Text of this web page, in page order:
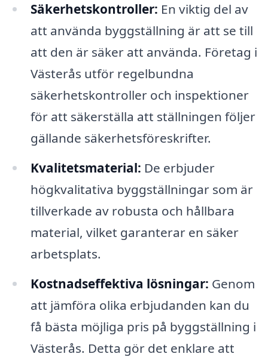
Säkerhetskontroller: En viktig del av
att använda byggställning är att se till
att den är säker att använda. Företag i
Västerås utför regelbundna
säkerhetskontroller och inspektioner
för att säkerställa att ställningen följer
gällande säkerhetsföreskrifter.
Kvalitetsmaterial: De erbjuder
högkvalitativa byggställningar som är
tillverkade av robusta och hållbara
material, vilket garanterar en säker
arbetsplats.
Kostnadseffektiva lösningar: Genom
att jämföra olika erbjudanden kan du
få bästa möjliga pris på byggställning i
Västerås. Detta gör det enklare att